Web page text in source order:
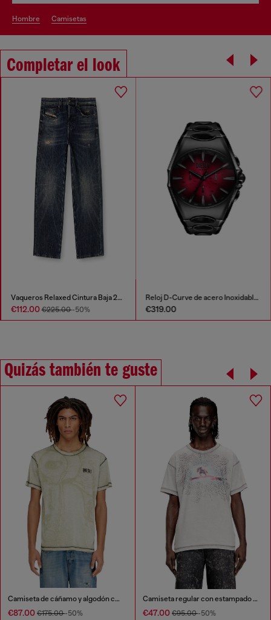
hombre camisetas
Completar el look
Vaqueros Relaxed Cintura Baja 2001 D-Macro
€112.00€225.00-50%
Reloj D-Curve de acero Inoxidable negro
€319.00
Quizás también te guste
Camiseta de cáñamo y algodón con estampado integral
€87.00 €175.00-50%
Camiseta regular con estampado y tachuelas
€47.00 €95.00-50%